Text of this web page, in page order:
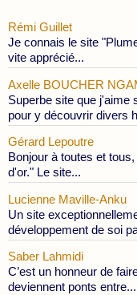
Rémi Guillet
Je connais le site
vite apprécié...
Axelle BOUCHER
Superbe site que j'aime
pour y découvrir divers
Gérard Lepoutre
Bonjour à toutes et
d'or." Le site...
Lucienne Maville-Anku
Un site
développement de soi
Saber Lahmidi
C’est un honneur de
deviennent ponts entre...